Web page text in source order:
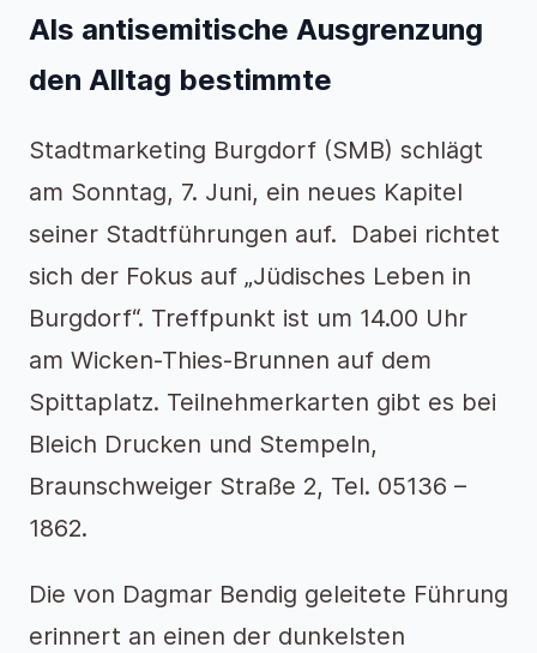
Als antisemitische Ausgrenzung
den Alltag bestimmte
Stadtmarketing Burgdorf (SMB) schlägt
am Sonntag, 7. Juni, ein neues Kapitel
seiner Stadtführungen auf. Dabei richtet
sich der Fokus auf „Jüdisches Leben in
Burgdorf“. Treffpunkt ist um 14.00 Uhr
am Wicken-Thies-Brunnen auf dem
Spittaplatz. Teilnehmerkarten gibt es bei
Bleich Drucken und Stempeln,
Braunschweiger Straße 2, Tel. 05136 –
1862.
Die von Dagmar Bendig geleitete Führung
erinnert an einen der dunkelsten